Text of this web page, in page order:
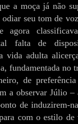
a moça já não
seu tom de
agora
falta de
vida adulta
fundamentada no
de preferência
a observar Júlio
de induzirem-
com o estilo